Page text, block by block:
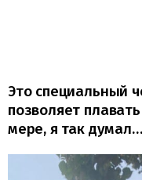
Это специальный
позволяет
мере, я так думал…